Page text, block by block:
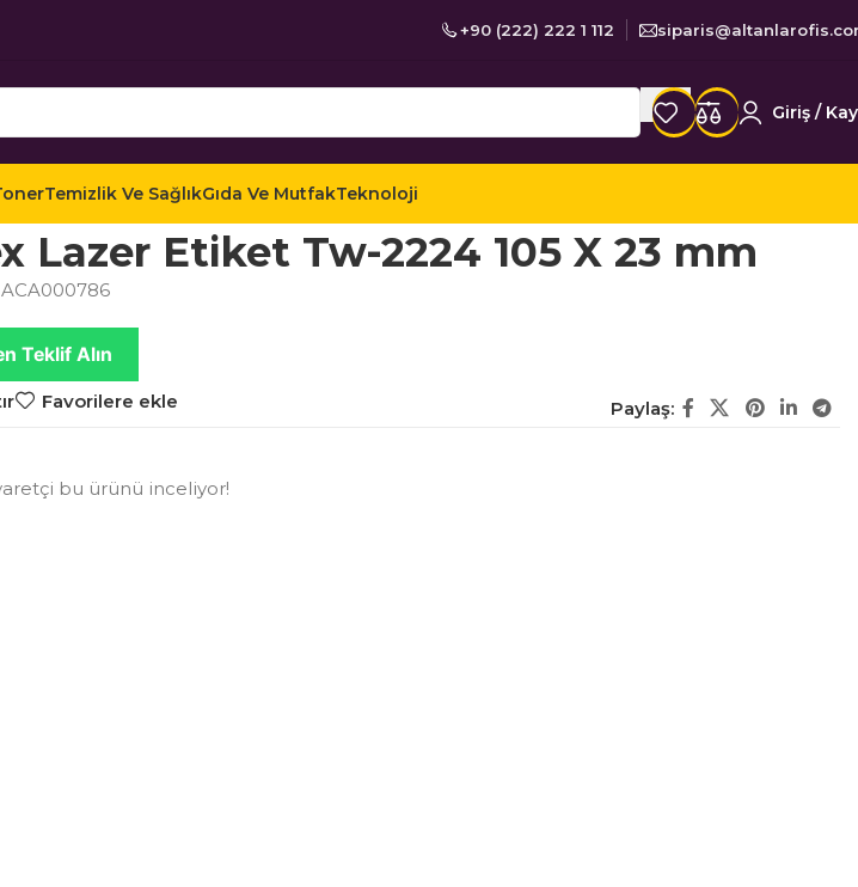
+90 (222) 222 1 112
Giriş /
Temizlik Ve SağlıkGıda Ve MutfakTeknoloji
Lazer Etiket Tw-2224 105 X 23 mm
ACA000786
Teklif Alın
Favorilere ekle
Paylaş:
bu ürünü inceliyor!